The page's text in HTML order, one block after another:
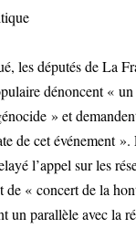
les députés de La
dénoncent «
» et
de cet événement
l’appel sur les
de « concert de la
un parallèle avec la